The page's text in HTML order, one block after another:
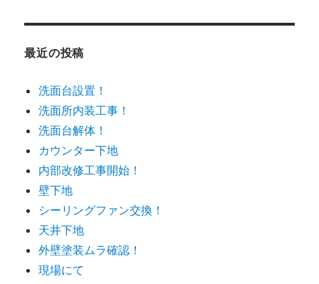
最近の投稿
洗面台設置！
洗面所内装工事！
洗面台解体！
カウンター下地
内部改修工事開始！
壁下地
シーリングファン交換！
天井下地
外壁塗装ムラ確認！
現場にて